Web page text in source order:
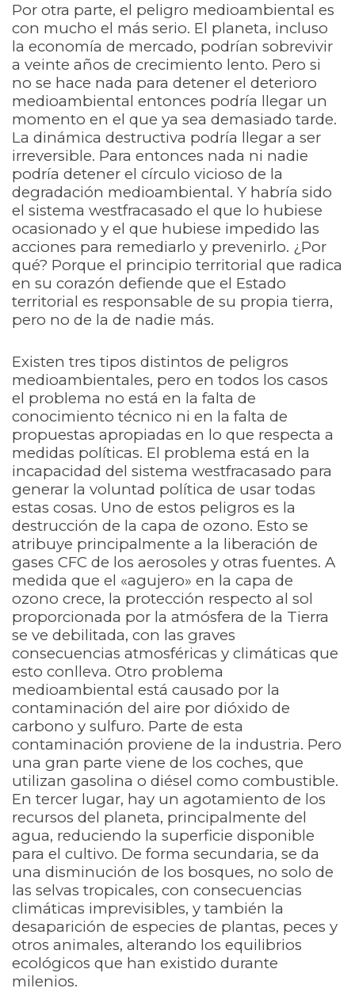
Por otra parte, el peligro medioambiental es
con mucho el más serio. El planeta, incluso
la economía de mercado, podrían sobrevivir
a veinte años de crecimiento lento. Pero si
no se hace nada para detener el deterioro
medioambiental entonces podría llegar un
momento en el que ya sea demasiado tarde.
La dinámica destructiva podría llegar a ser
irreversible. Para entonces nada ni nadie
podría detener el círculo vicioso de la
degradación medioambiental. Y habría sido
el sistema westfracasado el que lo hubiese
ocasionado y el que hubiese impedido las
acciones para remediarlo y prevenirlo. ¿Por
qué? Porque el principio territorial que radica
en su corazón defiende que el Estado
territorial es responsable de su propia tierra,
pero no de la de nadie más.
Existen tres tipos distintos de peligros
medioambientales, pero en todos los casos
el problema no está en la falta de
conocimiento técnico ni en la falta de
propuestas apropiadas en lo que respecta a
medidas políticas. El problema está en la
incapacidad del sistema westfracasado para
generar la voluntad política de usar todas
estas cosas. Uno de estos peligros es la
destrucción de la capa de ozono. Esto se
atribuye principalmente a la liberación de
gases CFC de los aerosoles y otras fuentes. A
medida que el «agujero» en la capa de
ozono crece, la protección respecto al sol
proporcionada por la atmósfera de la Tierra
se ve debilitada, con las graves
consecuencias atmosféricas y climáticas que
esto conlleva. Otro problema
medioambiental está causado por la
contaminación del aire por dióxido de
carbono y sulfuro. Parte de esta
contaminación proviene de la industria. Pero
una gran parte viene de los coches, que
utilizan gasolina o diésel como combustible.
En tercer lugar, hay un agotamiento de los
recursos del planeta, principalmente del
agua, reduciendo la superficie disponible
para el cultivo. De forma secundaria, se da
una disminución de los bosques, no solo de
las selvas tropicales, con consecuencias
climáticas imprevisibles, y también la
desaparición de especies de plantas, peces y
otros animales, alterando los equilibrios
ecológicos que han existido durante
milenios.